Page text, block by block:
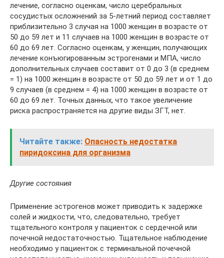
лечение, согласно оценкам, число церебральных
сосудистых осложнений за 5-летний период составляет
приблизительно 3 случая на 1000 женщин в возрасте от
50 до 59 лет и 11 случаев на 1000 женщин в возрасте от
60 до 69 лет. Согласно оценкам, у женщин, получающих
лечение конъюгированным эстрогенами и МПА, число
дополнительных случаев составит от 0 до 3 (в среднем
= 1) на 1000 женщин в возрасте от 50 до 59 лет и от 1 до
9 случаев (в среднем = 4) на 1000 женщин в возрасте от
60 до 69 лет. Точных данных, что такое увеличение
риска распространяется на другие виды ЗГТ, нет.
Читайте также: Опасность недостатка
пиридоксина для организма
Другие состояния
Применение эстрогенов может приводить к задержке
солей и жидкости, что, следовательно, требует
тщательного контроля у пациенток с сердечной или
почечной недостаточностью. Тщательное наблюдение
необходимо у пациенток с терминальной почечной